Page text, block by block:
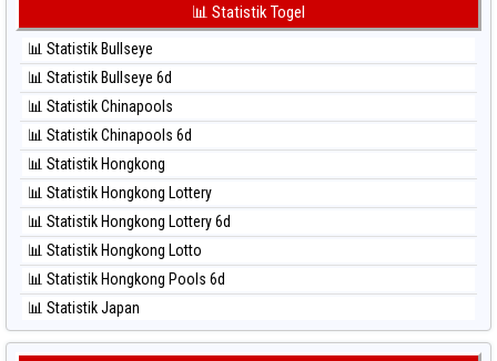
⚽ Bola Merah Taiwan
⚽ Bola Hitam Kuda Lari
⚽ Bola Hitam Magnum Cambodia
⚽ Bola Hitam Nagoya
⚽ Bola Hitam North Carolina Day
⚽ Bola Hitam Pcso
⚽ Bola Hitam Sao Paulo
⚽ Bola Hitam Singapore
⚽ Bola Hitam Sydney
⚽ Bola Hitam Sydney Lottery
⚽ Bola Hitam Sydney Lottery 6d
⚽ Bola Hitam Sydney Lotto
📊 Statistik Togel
📊 Statistik Bullseye
📊 Statistik Bullseye 6d
📊 Statistik Chinapools
📊 Statistik Chinapools 6d
📊 Statistik Hongkong
📊 Statistik Hongkong Lottery
📊 Statistik Hongkong Lottery 6d
📊 Statistik Hongkong Lotto
📊 Statistik Hongkong Pools 6d
📊 Statistik Japan
📊 Statistik Japan 6d